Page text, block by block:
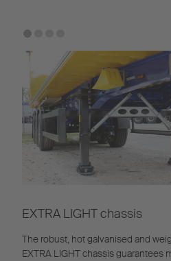
EXTRA LIGHT chassis
The robust, hot galvanised and
EXTRA LIGHT chassis guarantees